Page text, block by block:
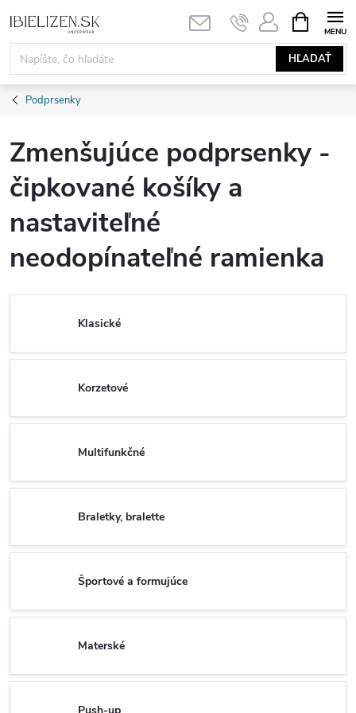
na
obsah
HĽADAŤ
KOŠÍK
Podprsenky
Zmenšujúce podprsenky -
čipkované košíky a
nastaviteľné
neodopínateľné ramienka
Klasické
Korzetové
Multifunkčné
Braletky, bralette
Športové a formujúce
Materské
Push-up